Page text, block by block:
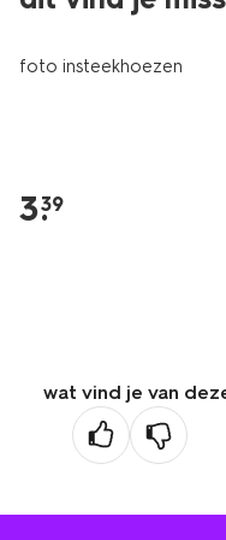
foto insteekhoezen
3.
39
wat vind je van